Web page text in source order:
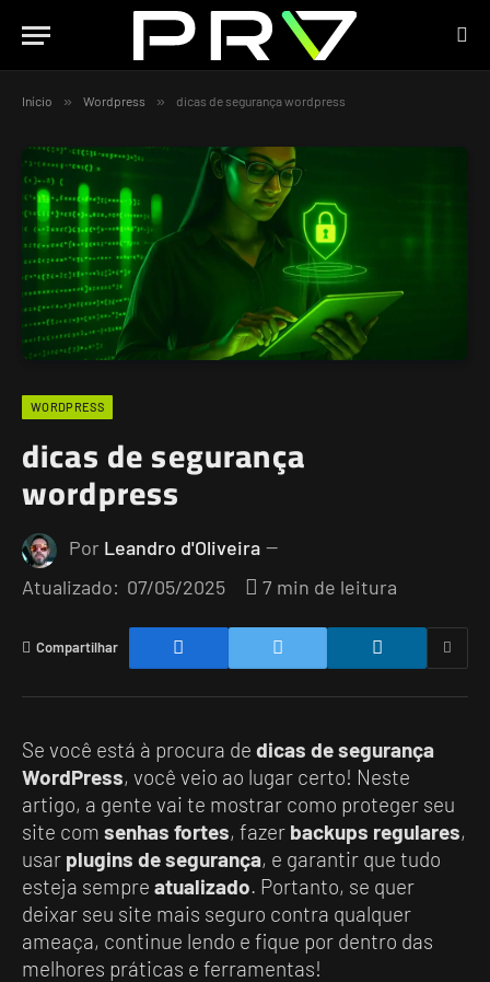
Início » Wordpress » dicas de segurança wordpress
WORDPRESS
dicas de segurança
wordpress
Por Leandro d'Oliveira
Atualizado: 07/05/2025 7 min de leitura
Compartilhar
Se você está à procura de dicas de segurança
WordPress, você veio ao lugar certo! Neste
artigo, a gente vai te mostrar como proteger seu
site com senhas fortes, fazer backups regulares,
usar plugins de segurança, e garantir que tudo
esteja sempre atualizado. Portanto, se quer
deixar seu site mais seguro contra qualquer
ameaça, continue lendo e fique por dentro das
melhores práticas e ferramentas!